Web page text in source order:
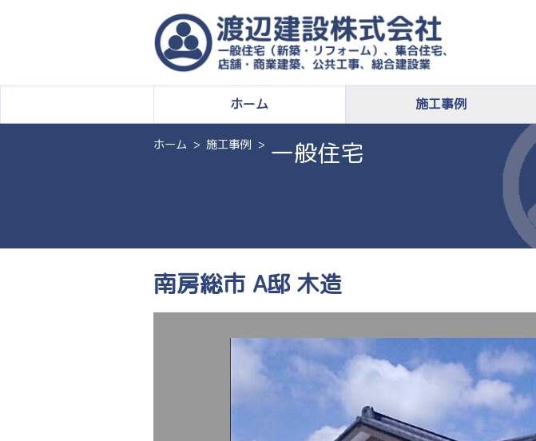
ホーム 施工事例
ホーム 施工事例 一般住宅
南房総市 A邸 木造